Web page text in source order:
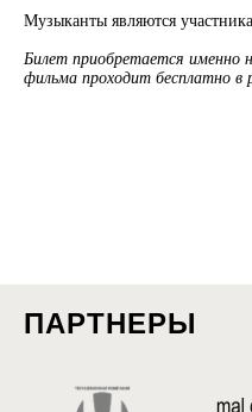
Музыканты являются
Билет приобретается именно
фильма проходит бесплатно в
ПАРТНЕРЫ